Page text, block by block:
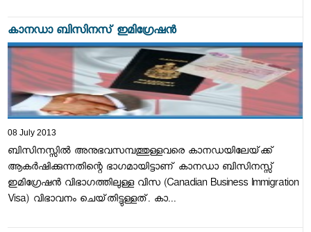
കാനഡാ ബിസിനസ്‌ ഇമിഗ്രേഷന്‍
08 July 2013
ബിസിനസ്സില്‍ അനുഭവസമ്പത്തുള്ളവരെ കാനഡയിലേയ്‌ക്ക്‌
ആകര്‍ഷിക്കുന്നതിന്റെ ഭാഗമായിട്ടാണ്‌ കാനഡാ ബിസിനസ്സ്‌
ഇമിഗ്രേഷന്‍ വിഭാഗത്തിലുള്ള വിസ (Canadian Business Immigration
Visa) വിഭാവനം ചെയ്‌തിട്ടുള്ളത്‌. കാ...